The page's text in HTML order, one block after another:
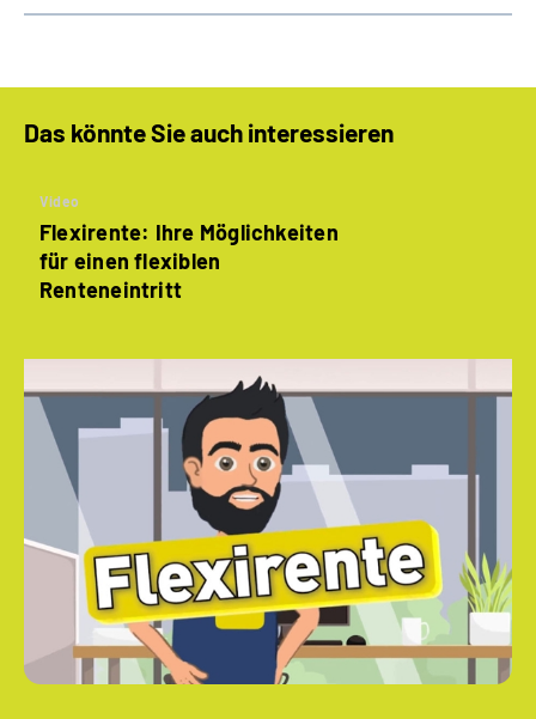
Das könnte Sie auch interessieren
Video
Flexirente: Ihre Möglichkeiten
für einen flexiblen
Renteneintritt